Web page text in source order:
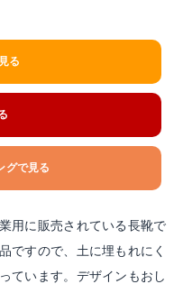
る
グで見る
用に販売されている長靴で
ですので、土に埋もれにく
ています。デザインもおし